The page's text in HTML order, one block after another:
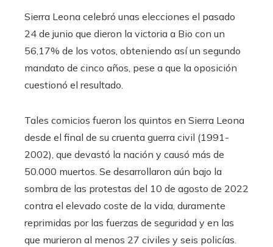
Sierra Leona celebró unas elecciones el pasado
24 de junio que dieron la victoria a Bio con un
56,17% de los votos, obteniendo así un segundo
mandato de cinco años, pese a que la oposición
cuestionó el resultado.
Tales comicios fueron los quintos en Sierra Leona
desde el final de su cruenta guerra civil (1991-
2002), que devastó la nación y causó más de
50.000 muertos. Se desarrollaron aún bajo la
sombra de las protestas del 10 de agosto de 2022
contra el elevado coste de la vida, duramente
reprimidas por las fuerzas de seguridad y en las
que murieron al menos 27 civiles y seis policías.